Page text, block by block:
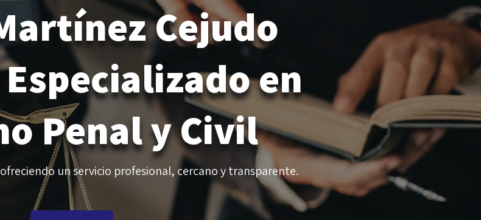
Cejudo
en
Penal y Civil
un servicio profesional, cercano y transparente.